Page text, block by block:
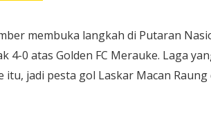
membuka langkah di Putaran
4-0 atas Golden FC Merauke. Laga
itu, jadi pesta gol Laskar Macan Raung